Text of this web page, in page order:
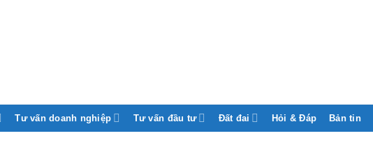
Tư vấn doanh nghiệp Tư vấn đầu tư Đất đai Hỏi & Đáp Bản tin